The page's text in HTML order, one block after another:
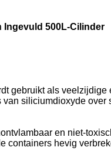
Ingevuld 500L-Cilinder
gebruikt als
siliciumdioxyde
en niet-
containers hevig